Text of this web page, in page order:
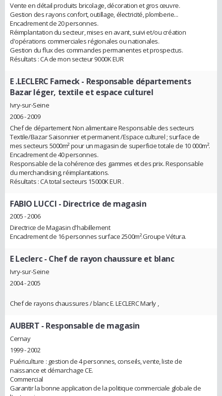
Vente en détail produits bricolage, décoration et gros œuvre.
Gestion des rayons confort, outillage, électricité, plomberie...
Encadrement de 20 personnes.
Réimplantation du secteur, mises en avant, suivi et/ou création
d'opérations commerciales régionales ou nationales.
Gestion du flux des commandes permanentes et prospectus.
Résultats : CA de mon secteur 9000K EUR
E .LECLERC Fameck- Responsable départements
Bazar léger, textile et espace culturel
Ivry-sur-Seine
2006 - 2009
Chef de département Non alimentaire Responsable des secteurs
Textile/Bazar Saisonnier et permanent /Espace culturel ; surface de
mes secteurs 5000m² pour un magasin de superficie totale de 10 000m².
Encadrement de 40 personnes.
Responsable de la cohérence des gammes et des prix. Responsable
du merchandising, réimplantations.
Résultats : CA total secteurs 15000K EUR .
FABIO LUCCI - Directrice de magasin
2005 - 2006
Directrice de Magasin d'habillement
Encadrement de 16 personnes surface 2500m².Groupe Vétura.
E Leclerc- Chef de rayon chaussure et blanc
Ivry-sur-Seine
2004 - 2005
Chef de rayons chaussures / blanc E. LECLERC Marly ,
AUBERT - Responsable de magasin
Cernay
1999 - 2002
Puériculture : gestion de 4 personnes, conseils, vente, liste de
naissance et démarchage CE.
Commercial
Garantir la bonne application de la politique commerciale globale de